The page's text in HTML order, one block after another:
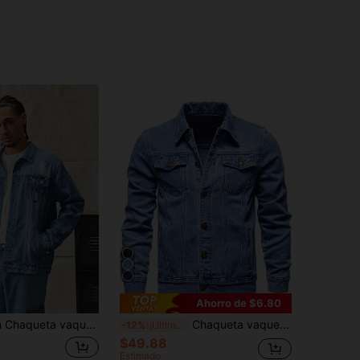
para hombre, chaqueta vaquera vintage con lavado estiloso y cuello estilo coreano, para otoño
Ahorro de $6.80
-12% Chaqueta vaquera de manga larga, ajuste delgado y versátil clásica para hombre, otoño
$49.88
Estimado